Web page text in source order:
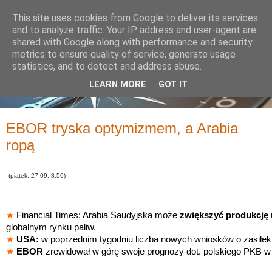
EBOR tryska optymizmem, a Arabia
ropą
(piątek, 27-09, 8:50)
★ Financial Times: Arabia Saudyjska może zwiększyć produkcję
globalnym rynku paliw.
★ USA: w poprzednim tygodniu liczba nowych wniosków o
★ EBOR zrewidował w górę swoje prognozy dot. polskiego PKB
This site uses cookies from Google to deliver its services
and to analyze traffic. Your IP address and user-agent are
shared with Google along with performance and security
metrics to ensure quality of service, generate usage
statistics, and to detect and address abuse.
LEARN MORE GOT IT